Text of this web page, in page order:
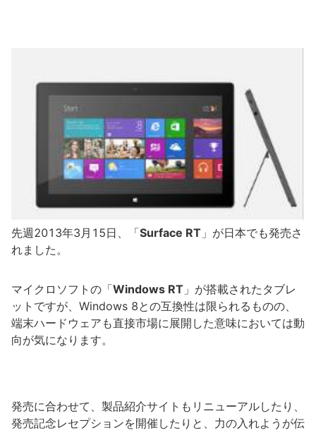
先週2013年3月15日、「Surface RT 」が日本でも発売さ
れました。
マイクロソフトの「Windows RT 」が搭載されたタブレ
ットですが、Windows 8との互換性は限られるものの、
端末ハードウェアも直接市場に展開した意味においては動
向が気になります。
発売に合わせて、製品紹介サイトもリニューアルしたり、
発売記念レセプションを開催したりと、力の入れようが伝